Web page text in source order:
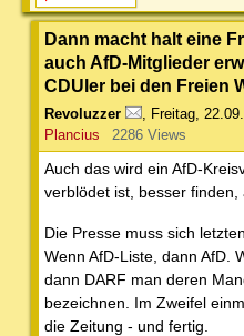
Dann macht halt eine
auch AfD-Mitglieder
CDUler bei den Freien
Revoluzzer Freitag,
Plancius
2286 Views
Auch das wird ein AfD-
verblödet ist, besser finden,
Die Presse muss sich
Wenn AfD-Liste, dann AfD.
dann DARF man deren
bezeichnen. Im Zweifel
die Zeitung - und fertig.